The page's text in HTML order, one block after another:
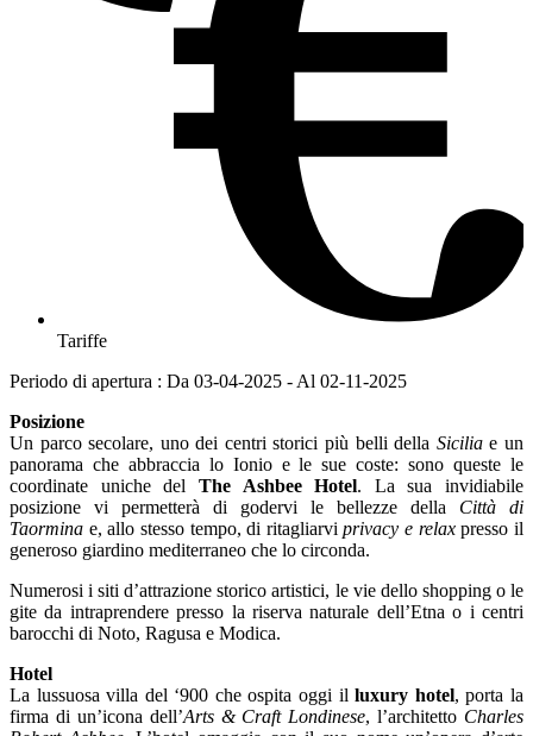
Tariffe
Periodo di apertura : Da 03-04-2025 - Al 02-11-2025
Posizione
Un parco secolare, uno dei centri storici più belli della Siciliae un
panorama che abbraccia lo Ionio e le sue coste: sono queste le
coordinate uniche del The Ashbee Hotel. La sua invidiabile
posizione vi permetterà di godervi le bellezze della Città di
Taormina e, allo stesso tempo, di ritagliarviprivacy e relaxpresso il
generoso giardino mediterraneo che lo circonda.
Numerosi i siti d’attrazione storico artistici, le vie dello shopping o le
gite da intraprendere presso la riserva naturale dell’Etna o i centri
barocchi di Noto, Ragusa e Modica.
Hotel
La lussuosa villa del ‘900 che ospita oggi illuxury hotel, porta la
firma di un’icona dell’Arts & Craft Londinese, l’architetto Charles